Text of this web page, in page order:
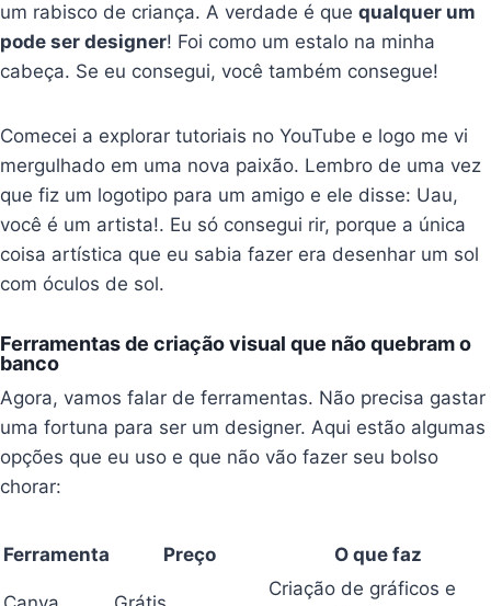
um rabisco de criança. A verdade é quequalquer um
pode ser designer! Foi como um estalo na minha
cabeça. Se eu consegui, você também consegue!
Comecei a explorar tutoriais no YouTube e logo me vi
mergulhado em uma nova paixão. Lembro de uma vez
que fiz um logotipo para um amigo e ele disse: Uau,
você é um artista!. Eu só consegui rir, porque a única
coisa artística que eu sabia fazer era desenhar um sol
com óculos de sol.
Ferramentas de criação visual que não quebram o
banco
Agora, vamos falar de ferramentas. Não precisa gastar
uma fortuna para ser um designer. Aqui estão algumas
opções que eu uso e que não vão fazer seu bolso
chorar:
Ferramenta Preço O que faz
Criação de gráficos e